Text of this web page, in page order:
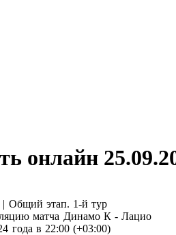
онлайн
Общий этап. 1-й тур
матча Динамо К - Лацио
года в 22:00 (+03:00)